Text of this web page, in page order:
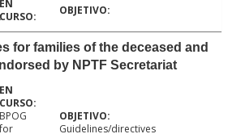
for families of the deceased and
by NPTF Secretariat
BPOG
Guidelines/directives